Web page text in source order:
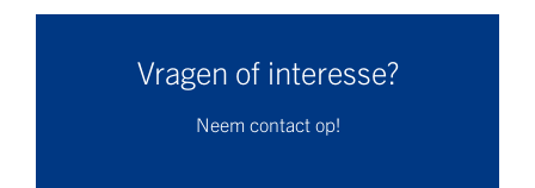
Vragen of interesse?
Neem contact op!